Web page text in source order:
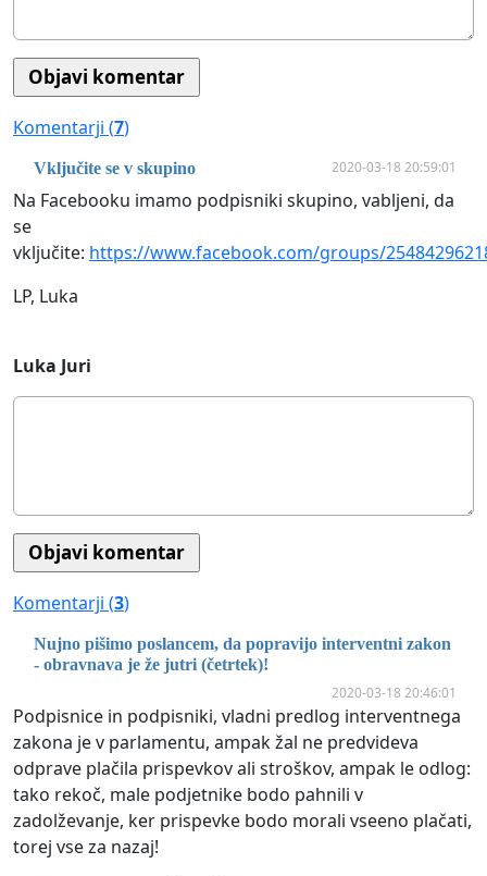
Komentarji (7)
Vključite se v skupino 2020-03-18 20:59:01
Na Facebooku imamo podpisniki skupino, vabljeni, da
se
vključite: https://www.facebook.com/groups/
LP, Luka
Luka Juri
Komentarji (3)
Nujno pišimo poslancem, da popravijo interventni zakon
- obravnava je že jutri (četrtek)!
2020-03-18 20:46:01
Podpisnice in podpisniki, vladni predlog interventnega
zakona je v parlamentu, ampak žal ne predvideva
odprave plačila prispevkov ali stroškov, ampak le odlog:
tako rekoč, male podjetnike bodo pahnili v
zadolževanje, ker prispevke bodo morali vseeno plačati,
torej vse za nazaj!